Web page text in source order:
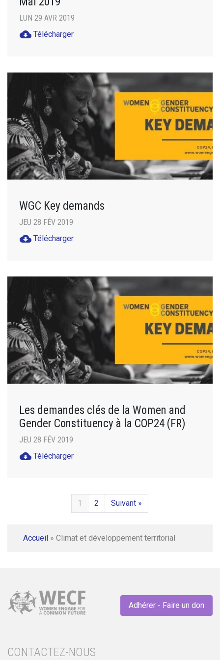
LUN 29 AVR 2019
cloud_download Télécharger
WGC Key demands
JEU 28 FÉV 2019
cloud_download Télécharger
Les demandes clés de la Women and
Gender Constituency à la COP24 (FR)
JEU 28 FÉV 2019
cloud_download Télécharger
1 2 Suivant »
Accueil » Climat et développement territorial
Adhérer - Faire un don
CONTACTEZ-NOUS